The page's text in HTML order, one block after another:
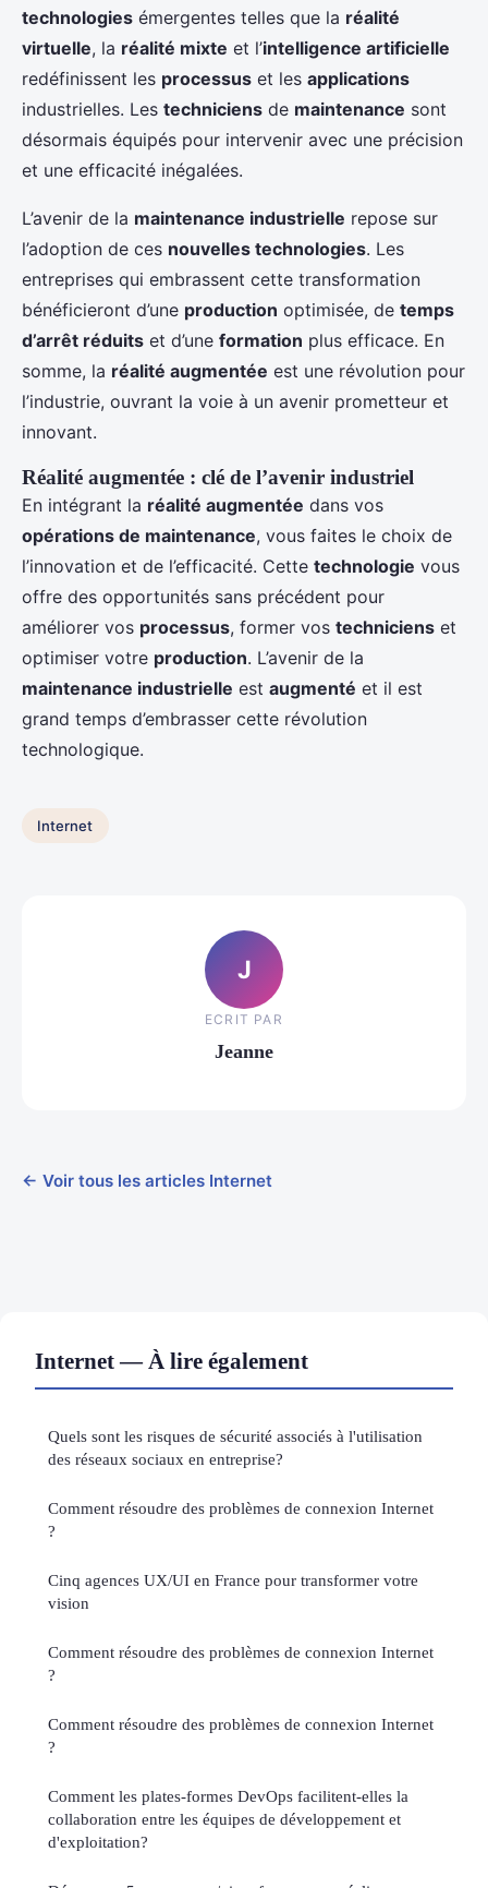
technologies émergentes telles que la réalité
virtuelle, la réalité mixte et l’intelligence artificielle
redéfinissent les processus et les applications
industrielles. Les techniciens de maintenance sont
désormais équipés pour intervenir avec une précision
et une efficacité inégalées.
L’avenir de la maintenance industrielle repose sur
l’adoption de ces nouvelles technologies. Les
entreprises qui embrassent cette transformation
bénéficieront d’une production optimisée, de temps
d’arrêt réduits et d’une formation plus efficace. En
somme, la réalité augmentée est une révolution pour
l’industrie, ouvrant la voie à un avenir prometteur et
innovant.
Réalité augmentée : clé de l’avenir industriel
En intégrant la réalité augmentée dans vos
opérations de maintenance, vous faites le choix de
l’innovation et de l’efficacité. Cette technologie vous
offre des opportunités sans précédent pour
améliorer vos processus, former vos techniciens et
optimiser votre production. L’avenir de la
maintenance industrielle est augmenté et il est
grand temps d’embrasser cette révolution
technologique.
Internet
J
ECRIT PAR
Jeanne
← Voir tous les articles Internet
Internet — À lire également
Quels sont les risques de sécurité associés à l'utilisation
des réseaux sociaux en entreprise?
Comment résoudre des problèmes de connexion Internet
?
Cinq agences UX/UI en France pour transformer votre
vision
Comment résoudre des problèmes de connexion Internet
?
Comment résoudre des problèmes de connexion Internet
?
Comment les plates-formes DevOps facilitent-elles la
collaboration entre les équipes de développement et
d'exploitation?